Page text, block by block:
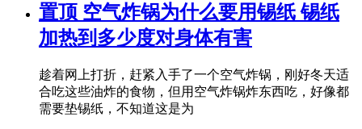
置顶 空气炸锅为什么要用锡纸 锡纸
加热到多少度对身体有害
趁着网上打折，赶紧入手了一个空气炸锅，刚好冬天适
合吃这些油炸的食物，但用空气炸锅炸东西吃，好像都
需要垫锡纸，不知道这是为